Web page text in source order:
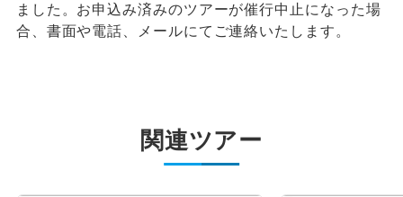
ました。お申込み済みのツアーが催行中止になった場
合、書面や電話、メールにてご連絡いたします。
関連ツアー